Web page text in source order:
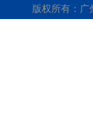
版权所有： 广